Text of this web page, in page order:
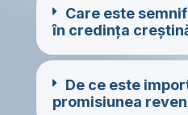
Care este
în credința
De ce este
promisiunea